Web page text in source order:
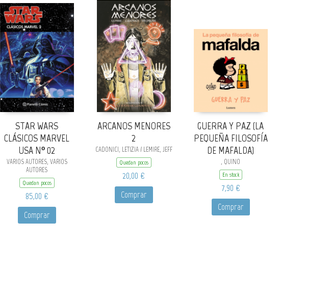
STAR WARS
CLÁSICOS MARVEL
USA Nº 02
VARIOS AUTORES, VARIOS
AUTORES
Quedan pocos
85,00 €
Comprar
ARCANOS MENORES
2
CADONICI, LETIZIA / LEMIRE, JEFF
Quedan pocos
20,00 €
Comprar
GUERRA Y PAZ (LA
PEQUEÑA FILOSOFÍA
DE MAFALDA)
, QUINO
En stock
7,90 €
Comprar